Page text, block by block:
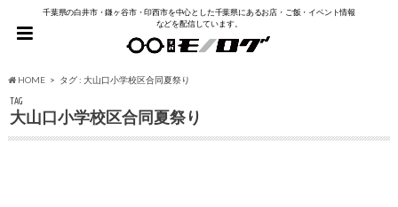
千葉県の白井市・鎌ヶ谷市・印西市を中心とした千葉県にあるお店・ご飯・イベント情報
などを配信しています。
HOME タグ : 大山口小学校区合同夏祭り
TAG
大山口小学校区合同夏祭り